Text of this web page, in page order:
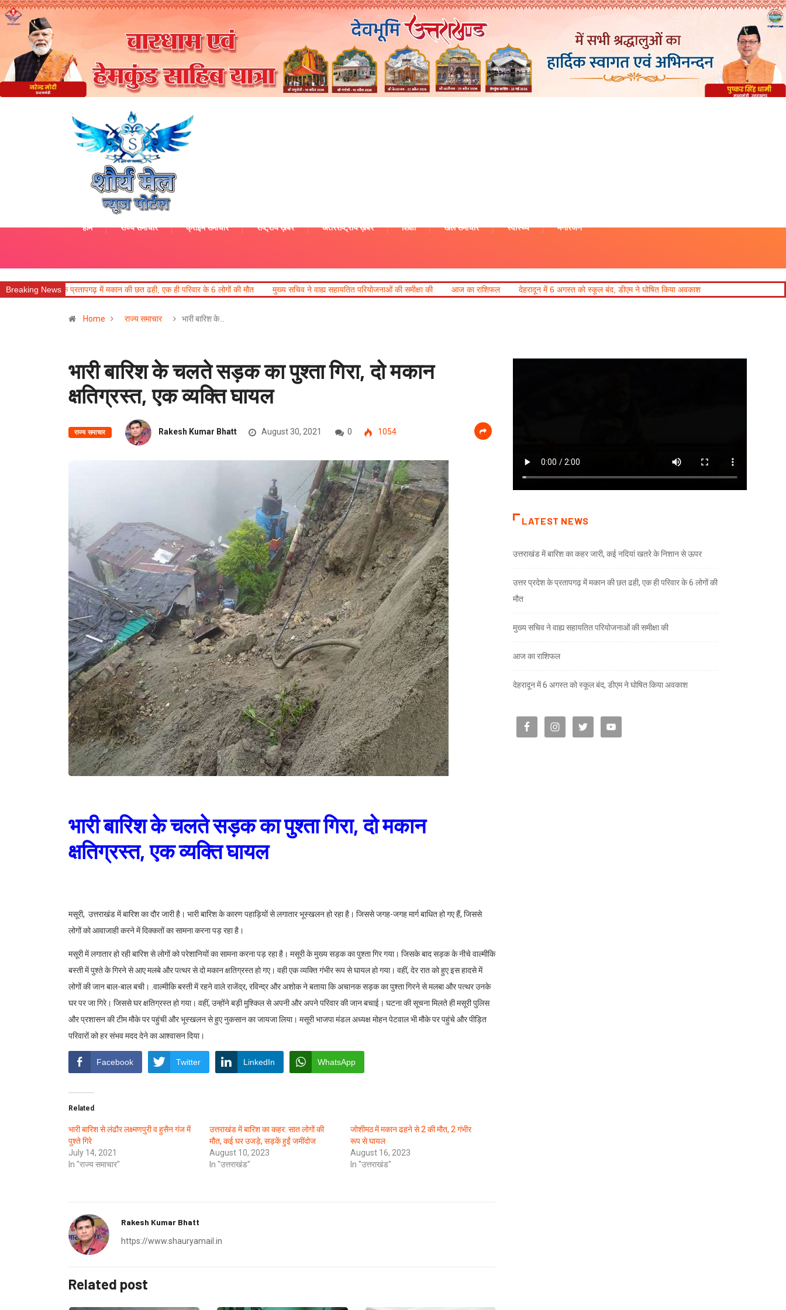
होम राज्य समाचार क्राइम समाचार राष्ट्रीय ख़बरें अंतरराष्ट्रीय ख़बरें शिक्षा खेल समाचार स्वास्थ्य मनोरंजन
Breaking News
के प्रतापगढ़ में मकान की छत ढही, एक ही परिवार के 6 लोगों की मौत मुख्य सचिव ने वाह्य सहायतित परियोजनाओं की समीक्षा की आज का राशिफल देहरादून में 6 अगस्त को स्कूल बंद, डीएम ने घोषित किया अवकाश
Home राज्य समाचार भारी बारिश के…
भारी बारिश के चलते सड़क का पुश्ता गिरा, दो मकान
क्षतिग्रस्त, एक व्यक्ति घायल
राज्य समाचार Rakesh Kumar Bhatt August 30, 2021 0 1054
भारी बारिश के चलते सड़क का पुश्ता गिरा, दो मकान
क्षतिग्रस्त, एक व्यक्ति घायल
मसूरी, उत्तराखंड में बारिश का दौर जारी है। भारी बारिश के कारण पहाड़ियों से लगातार भूस्खलन हो रहा है। जिससे जगह-जगह मार्ग बाधित हो गए हैं, जिससे
लोगों को आवाजाही करने में दिक्कतों का सामना करना पड़ रहा है।
मसूरी में लगातार हो रही बारिश से लोगों को परेशानियों का सामना करना पड़ रहा है। मसूरी के मुख्य सड़क का पुश्ता गिर गया। जिसके बाद सड़क के नीचे वाल्मीकि
बस्ती में पुश्ते के गिरने से आए मलबे और पत्थर से दो मकान क्षतिग्रस्त हो गए। वही एक व्यक्ति गंभीर रूप से घायल हो गया। वहीं, देर रात को हुए इस हादसे में
लोगों की जान बाल-बाल बची। .वाल्मीकि बस्ती में रहने वाले राजेंद्र, रविन्द्र और अशोक ने बताया कि अचानक सड़क का पुश्ता गिरने से मलबा और पत्थर उनके
घर पर जा गिरे। जिससे घर क्षतिग्रस्त हो गया। वहीं, उन्होंने बड़ी मुश्किल से अपनी और अपने परिवार की जान बचाई। घटना की सूचना मिलते ही मसूरी पुलिस
और प्रशासन की टीम मौके पर पहुंची और भूस्खलन से हुए नुकसान का जायजा लिया। मसूरी भाजपा मंडल अध्यक्ष मोहन पेटवाल भी मौके पर पहुंचे और पीड़ित
परिवारों को हर संभव मदद देने का आश्वासन दिया।
Facebook Twitter LinkedIn WhatsApp
Related
भारी बारिश से लंढौर लक्ष्मणपुरी व हुसैन गंज में
पुश्ते गिरे
July 14, 2021
In "राज्य समाचार"
उत्तराखंड में बारिश का कहर: सात लोगों की
मौत, कई घर उजड़े, सड़कें हुईं जमींदोज
August 10, 2023
In "उत्तराखंड"
जोशीमठ में मकान ढहने से 2 की मौत, 2 गंभीर
रूप से घायल
August 16, 2023
In "उत्तराखंड"
Rakesh Kumar Bhatt
https://www.shauryamail.in
Related post
LATEST NEWS
उत्तराखंड में बारिश का कहर जारी, कई नदियां खतरे के निशान से ऊपर
उत्तर प्रदेश के प्रतापगढ़ में मकान की छत ढही, एक ही परिवार के 6 लोगों की
मौत
मुख्य सचिव ने वाह्य सहायतित परियोजनाओं की समीक्षा की
आज का राशिफल
देहरादून में 6 अगस्त को स्कूल बंद, डीएम ने घोषित किया अवकाश